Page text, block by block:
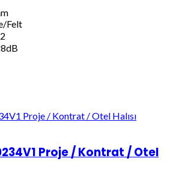
Felt
Proje / Kontrat / Otel